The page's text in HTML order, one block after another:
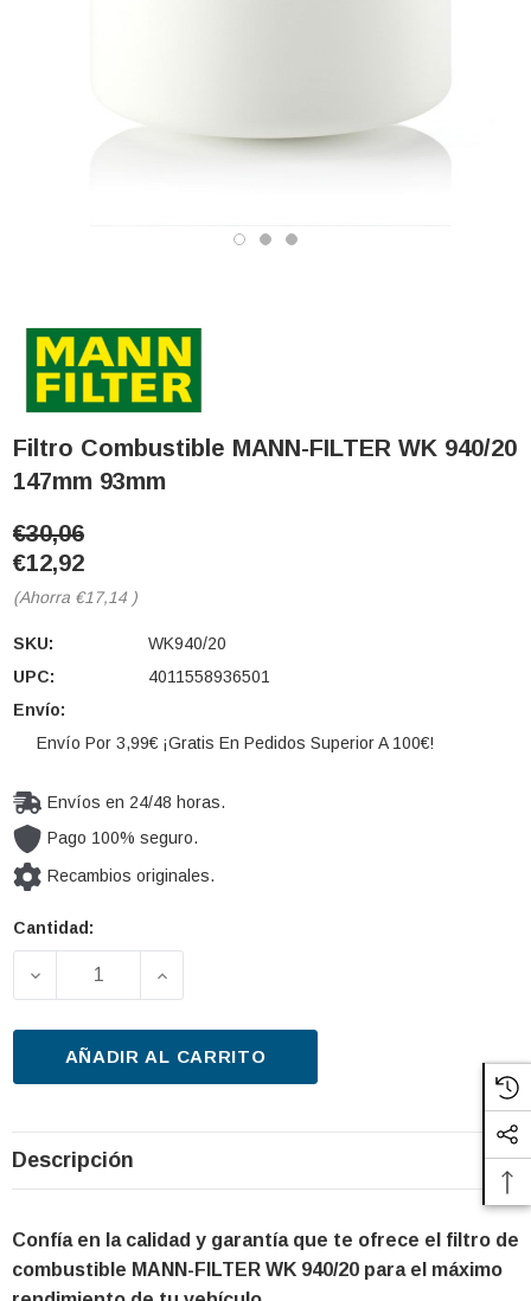
Filtro Combustible MANN-FILTER WK 940/20
147mm 93mm
€30,06
€12,92
(Ahorra €17,14 )
SKU:
WK940/20
UPC:
4011558936501
Envío:
Envío Por 3,99€ ¡Gratis En Pedidos Superior A 100€!
Envíos en 24/48 horas.
Pago 100% seguro.
Recambios originales.
Cantidad
Cantidad:
DISMINUIR LA CANTIDAD DE FILTRO
AUMENTAR LA CANTIDAD DE FILTRO
AÑADIR AL CARRITO
Descripción
Confía en la calidad y garantía que te ofrece el filtro de
combustible MANN-FILTER WK 940/20 para el máximo